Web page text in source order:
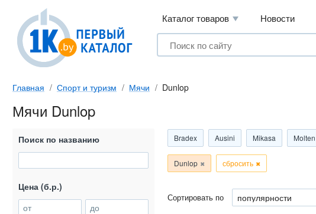
Каталог товаров Новости
Главная Спорт и туризм Мячи Dunlop
Мячи Dunlop
Bradex Ausini Mikasa Molten
Dunlop сбросить
Сортировать по
Поиск по названию
Цена (б.р.)
от
до